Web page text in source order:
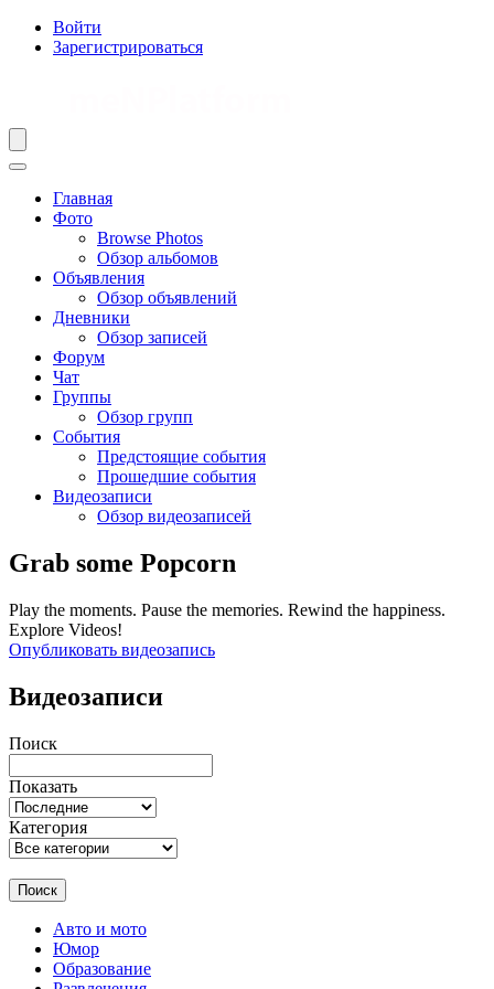
Войти
Зарегистрироваться
Главная
Фото
Browse Photos
Обзор альбомов
Объявления
Обзор объявлений
Дневники
Обзор записей
Форум
Чат
Группы
Обзор групп
События
Предстоящие события
Прошедшие события
Видеозаписи
Обзор видеозаписей
Grab some Popcorn
Play the moments. Pause the memories. Rewind the happiness.
Explore Videos!
Опубликовать видеозапись
Видеозаписи
Поиск
Показать
Категория
Поиск
Авто и мото
Юмор
Образование